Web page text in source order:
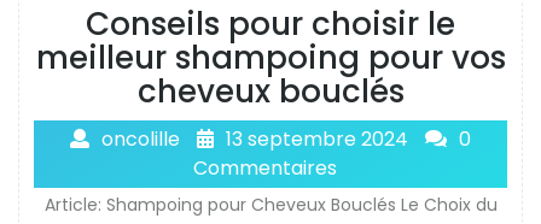
Conseils pour choisir le
meilleur shampoing pour vos
cheveux bouclés
oncolille 13 septembre 2024
0
Commentaires
Article: Shampoing pour Cheveux Bouclés Le Choix du